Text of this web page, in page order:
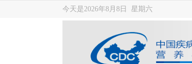
今天是2026年8月8日 星期六